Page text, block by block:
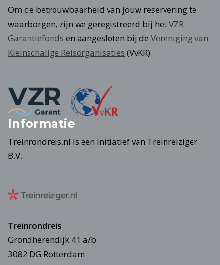
Om de betrouwbaarheid van jouw reservering te
waarborgen, zijn we geregistreerd bij hetVZR
Garantiefonds en aangesloten bij de Vereniging van
Kleinschalige Reisorganisaties (VvKR)
Informatie
Treinrondreis.nl is een initiatief van Treinreiziger
B.V.
Treinrondreis
Grondherendijk 41 a/b
3082 DG Rotterdam